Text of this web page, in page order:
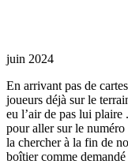
juin 2024
En arrivant pas de
joueurs déjà sur le
eu l’air de pas lui plaire
pour aller sur le
la chercher à la fin de
boîtier comme demandé